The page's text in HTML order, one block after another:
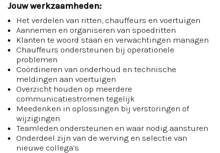
Jouw werkzaamheden:
Het verdelen van ritten, chauffeurs en voertuigen
Aannemen en organiseren van spoedritten
Klanten te woord staan en verwachtingen managen
Chauffeurs ondersteunen bij operationele
problemen
Coördineren van onderhoud en technische
meldingen aan voertuigen
Overzicht houden op meerdere
communicatiestromen tegelijk
Meedenken in oplossingen bij verstoringen of
wijzigingen
Teamleden ondersteunen en waar nodig aansturen
Onderdeel zijn van de werving en selectie van
nieuwe collega’s